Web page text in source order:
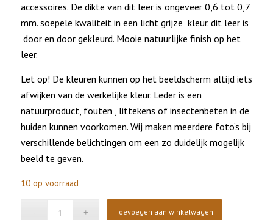
accessoires. De dikte van dit leer is ongeveer 0,6 tot 0,7
mm. soepele kwaliteit in een licht grijze kleur. dit leer is
door en door gekleurd. Mooie natuurlijke finish op het
leer.
Let op! De kleuren kunnen op het beeldscherm altijd iets
afwijken van de werkelijke kleur. Leder is een
natuurproduct, fouten , littekens of insectenbeten in de
huiden kunnen voorkomen. Wij maken meerdere foto’s bij
verschillende belichtingen om een zo duidelijk mogelijk
beeld te geven.
10 op voorraad
Toevoegen aan winkelwagen